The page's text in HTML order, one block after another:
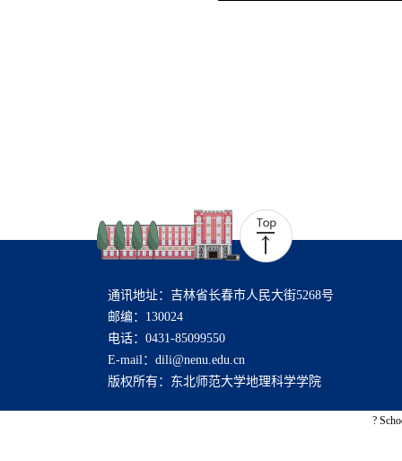
通讯地址：吉林省长春市人民大街5268号
邮编：130024
电话：0431-85099550
E-mail：dili@nenu.edu.cn
版权所有：东北师范大学地理科学学院
?